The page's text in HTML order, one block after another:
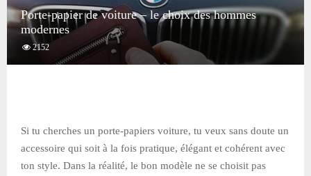
Porte-papier de voiture – le choix des hommes
modernes
2152
Si tu cherches un porte-papiers voiture, tu veux sans doute un
accessoire qui soit à la fois pratique, élégant et cohérent avec
ton style. Dans la réalité, le bon modèle ne se choisit pas